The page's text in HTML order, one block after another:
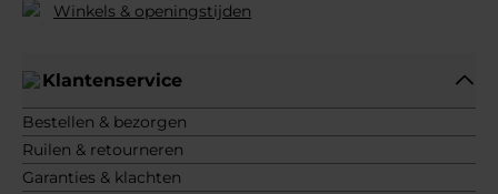
Winkels & openingstijden
Klantenservice
Bestellen & bezorgen
Ruilen & retourneren
Garanties & klachten